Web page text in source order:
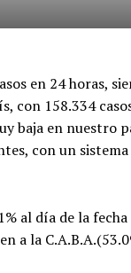
en 24 horas,
con 158.334
baja en nuestro
con un
al día de la
a la